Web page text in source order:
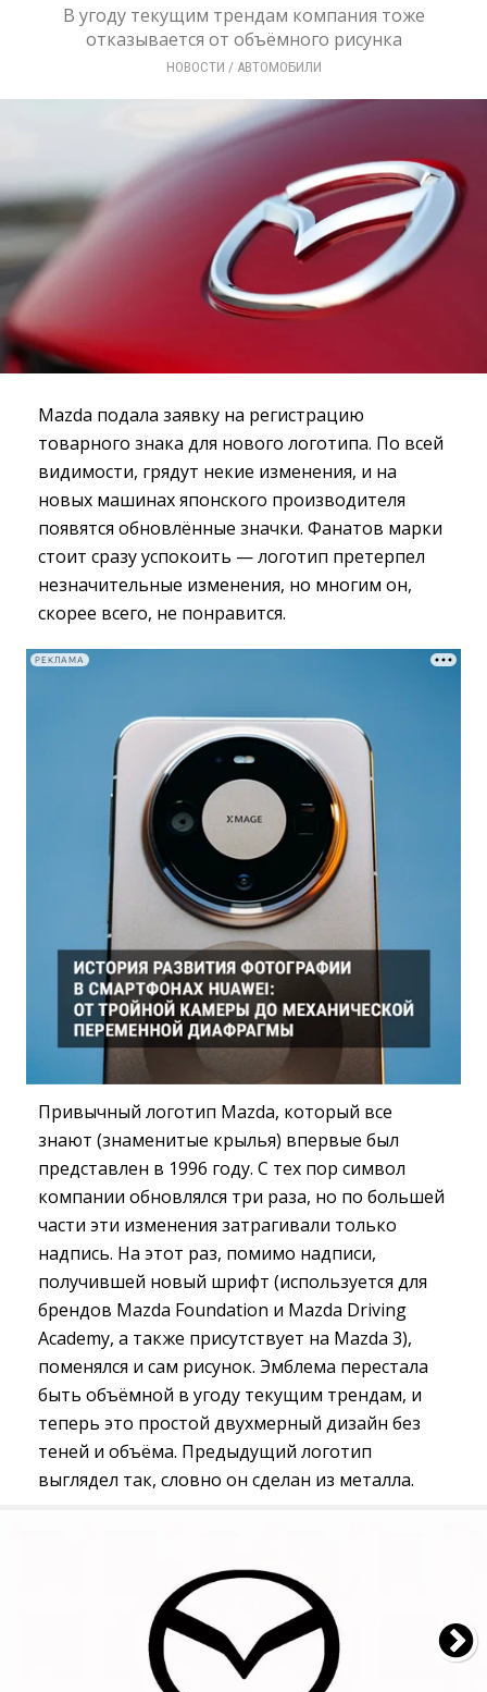
В угоду текущим трендам компания тоже
отказывается от объёмного рисунка
НОВОСТИ / АВТОМОБИЛИ
Mazda подала заявку на регистрацию
товарного знака для нового логотипа. По всей
видимости, грядут некие изменения, и на
новых машинах японского производителя
появятся обновлённые значки. Фанатов марки
стоит сразу успокоить — логотип претерпел
незначительные изменения, но многим он,
скорее всего, не понравится.
РЕКЛАМА
Привычный логотип Mazda, который все
знают (знаменитые крылья) впервые был
представлен в 1996 году. С тех пор символ
компании обновлялся три раза, но по большей
части эти изменения затрагивали только
надпись. На этот раз, помимо надписи,
получившей новый шрифт (используется для
брендов Mazda Foundation и Mazda Driving
Academy, а также присутствует на Mazda 3),
поменялся и сам рисунок. Эмблема перестала
быть объёмной в угоду текущим трендам, и
теперь это простой двухмерный дизайн без
теней и объёма. Предыдущий логотип
выглядел так, словно он сделан из металла.